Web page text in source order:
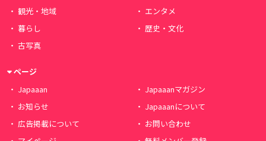
観光・地域
エンタメ
暮らし
歴史・文化
古写真
ページ
Japaaan
Japaaanマガジン
お知らせ
Japaaanについて
広告掲載について
お問い合わせ